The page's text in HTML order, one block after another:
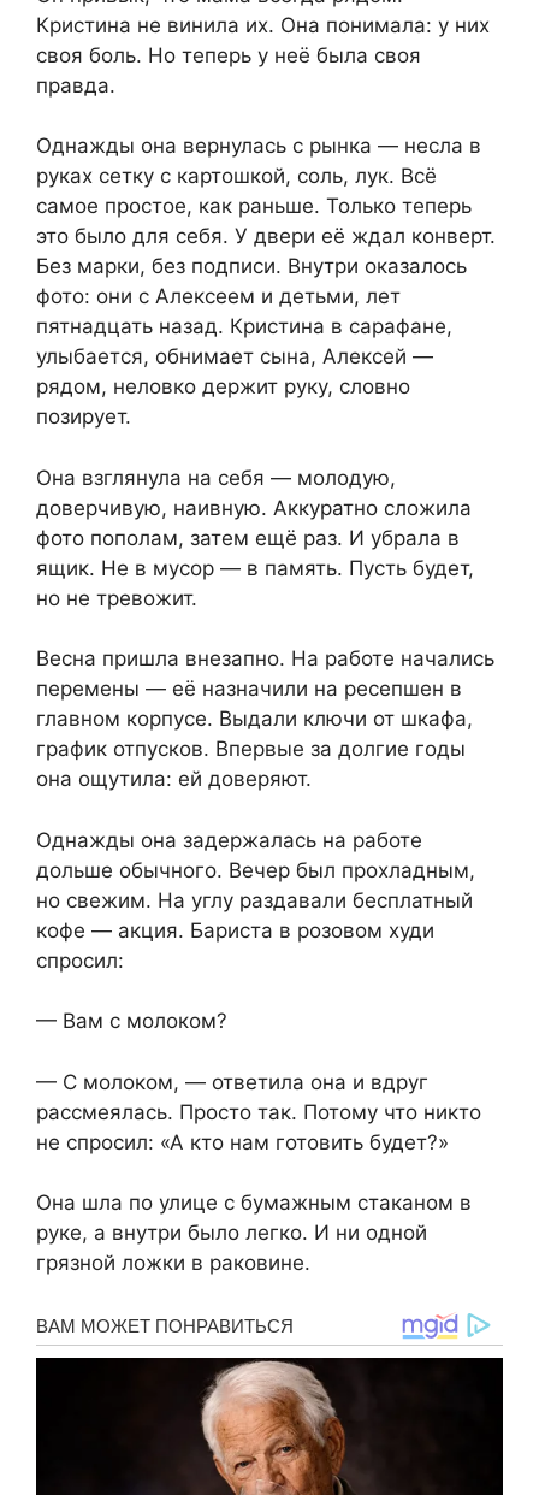
Кристина не винила их. Она понимала: у них
своя боль. Но теперь у неё была своя
правда.
Однажды она вернулась с рынка — несла в
руках сетку с картошкой, соль, лук. Всё
самое простое, как раньше. Только теперь
это было для себя. У двери её ждал конверт.
Без марки, без подписи. Внутри оказалось
фото: они с Алексеем и детьми, лет
пятнадцать назад. Кристина в сарафане,
улыбается, обнимает сына, Алексей —
рядом, неловко держит руку, словно
позирует.
Она взглянула на себя — молодую,
доверчивую, наивную. Аккуратно сложила
фото пополам, затем ещё раз. И убрала в
ящик. Не в мусор — в память. Пусть будет,
но не тревожит.
Весна пришла внезапно. На работе начались
перемены — её назначили на ресепшен в
главном корпусе. Выдали ключи от шкафа,
график отпусков. Впервые за долгие годы
она ощутила: ей доверяют.
Однажды она задержалась на работе
дольше обычного. Вечер был прохладным,
но свежим. На углу раздавали бесплатный
кофе — акция. Бариста в розовом худи
спросил:
— Вам с молоком?
— С молоком, — ответила она и вдруг
рассмеялась. Просто так. Потому что никто
не спросил: «А кто нам готовить будет?»
Она шла по улице с бумажным стаканом в
руке, а внутри было легко. И ни одной
грязной ложки в раковине.